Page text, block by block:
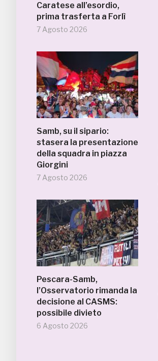
Caratese all’esordio,
prima trasferta a Forlì
7 Agosto 2026
Samb, su il sipario:
stasera la presentazione
della squadra in piazza
Giorgini
7 Agosto 2026
Pescara-Samb,
l’Osservatorio rimanda la
decisione al CASMS:
possibile divieto
6 Agosto 2026